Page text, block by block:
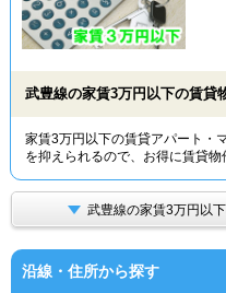
武豊線の家賃3万円以下の賃貸
家賃3万円以下の賃貸アパート・
を抑えられるので、お得に賃貸物
武豊線の家賃3万円以
沿線・住所から探す